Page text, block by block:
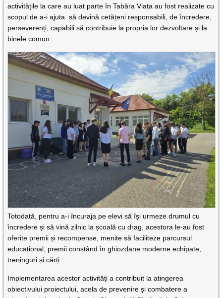
activitățile la care au luat parte în Tabăra Viața au fost realizate cu
scopul de a-i ajuta să devină cetățeni responsabili, de încredere,
perseverenți, capabili să contribuie la propria lor dezvoltare și la
binele comun.
Totodată, pentru a-i încuraja pe elevi să își urmeze drumul cu
încredere și să vină zilnic la școală cu drag, acestora le-au fost
oferite premii și recompense, menite să faciliteze parcursul
educațional, premii constând în ghiozdane moderne echipate,
treninguri și cărți.
Implementarea acestor activități a contribuit la atingerea
obiectivului proiectului, acela de prevenire și combatere a